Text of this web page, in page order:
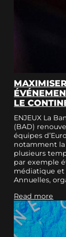
LE
ENJEUX La
(BAD)
équipes
notamment
plusieurs
par exemple
médiatique et
Annuelles,
Read more